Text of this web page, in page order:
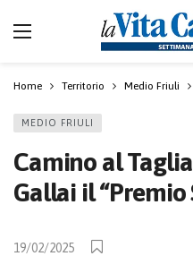
Home Territorio Medio Friuli
MEDIO FRIULI
Camino al
Gallai il “Premio
19/02/2025